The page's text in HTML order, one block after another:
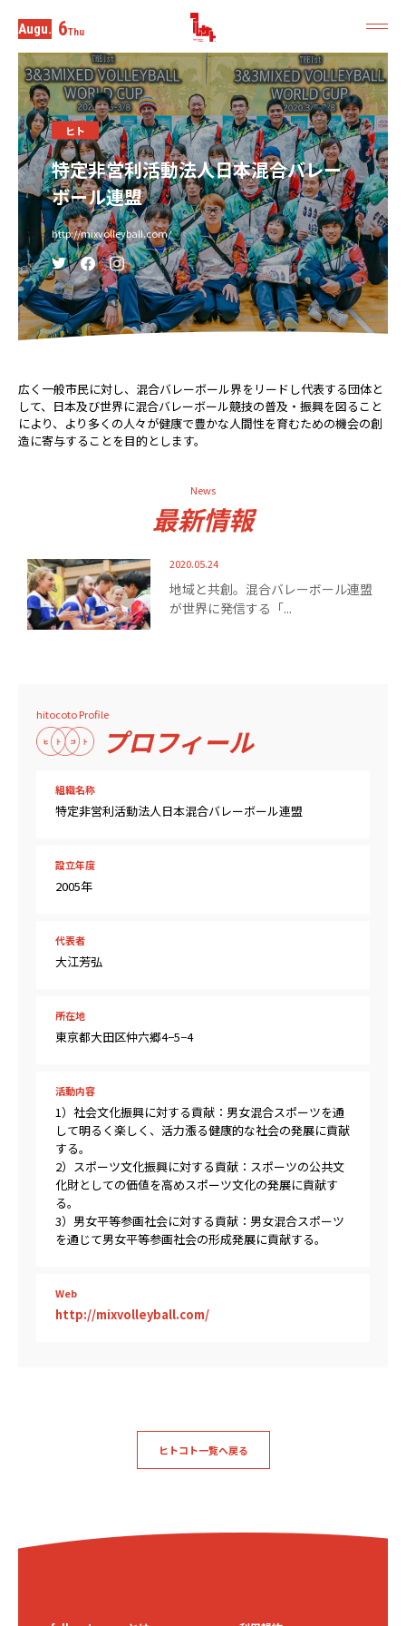
Augu. 6Thu
ヒト
特定非営利活動法人日本混合バレー
ボール連盟
http://mixvolleyball.com/
広く一般市民に対し、混合バレーボール界をリードし代表する団体と
して、日本及び世界に混合バレーボール競技の普及・振興を図ること
により、より多くの人々が健康で豊かな人間性を育むための機会の創
造に寄与することを目的とします。
News
最新情報
2020.05.24
地域と共創。混合バレーボール連盟
が世界に発信する「...
hitocoto Profile
プロフィール
組織名称
特定非営利活動法人日本混合バレーボール連盟
設立年度
2005年
代表者
大江芳弘
所在地
東京都大田区仲六郷4−5−4
活動内容
1）社会文化振興に対する貢献：男女混合スポーツを通
して明るく楽しく、活力漲る健康的な社会の発展に貢献
する。
2）スポーツ文化振興に対する貢献：スポーツの公共文
化財としての価値を高めスポーツ文化の発展に貢献す
る。
3）男女平等参画社会に対する貢献：男女混合スポーツ
を通じて男女平等参画社会の形成発展に貢献する。
Web
http://mixvolleyball.com/
ヒトコト一覧へ戻る